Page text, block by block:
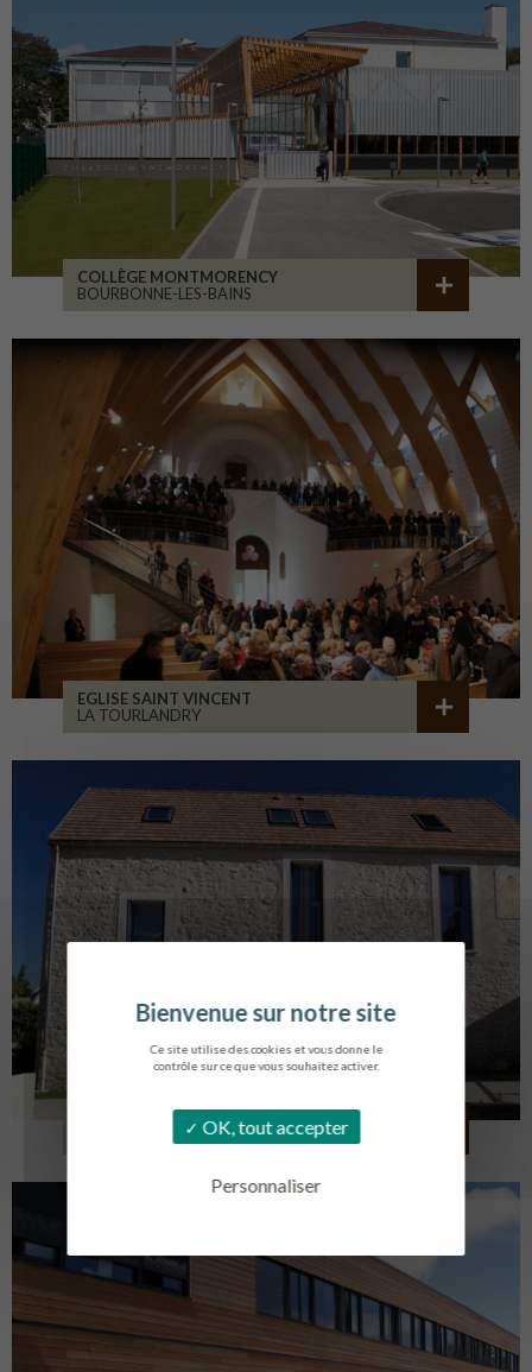
Ce site utilise des cookies et vous donne le
contrôle sur ce que vous souhaitez activer.
OK, tout accepter
Personnaliser
COLLÈGE MONTMORENCY
BOURBONNE-LES-BAINS
EGLISE SAINT VINCENT
LA TOURLANDRY
CRÉATION DE 6 LOGEMENTS
FOLLAINVILLE-DENNEMONT